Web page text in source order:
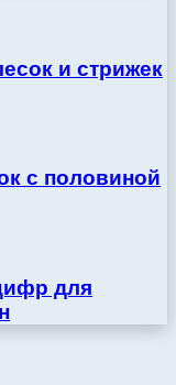
и стрижек
с половиной
для